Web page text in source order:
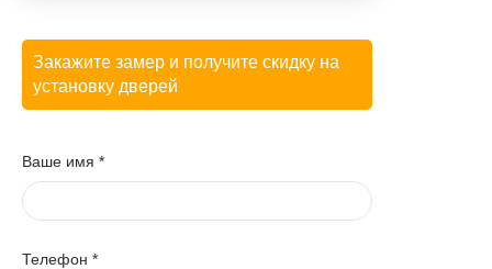
Закажите замер и получите скидку на
установку дверей
Ваше имя *
Телефон *